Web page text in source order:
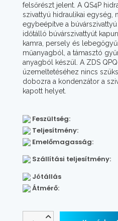
felsőrészt jelent. A QS4P
szivattyú hidraulikai egység,
egybeépítve a
időtálló búvárszivattyút
kamra, persely és
műanyagból, a támasztó
anyagból készül. A ZDS
üzemeltetéséhez nincs
dobozra a kondenzátor a
kapott helyet.
Feszültség:
Teljesítmény:
Emelőmagasság:
Szállítási teljesítmény:
Jótállás
Átmérő: